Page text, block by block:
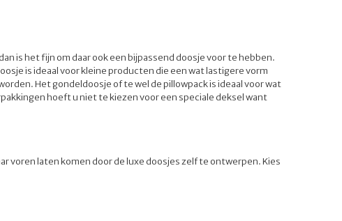
is het fijn om daar ook een bijpassend doosje voor te hebben.
is ideaal voor kleine producten die een wat lastigere vorm
Het gondeldoosje of te wel de pillowpack is ideaal voor wat
hoeft u niet te kiezen voor een speciale deksel want
voren laten komen door de luxe doosjes zelf te ontwerpen. Kies